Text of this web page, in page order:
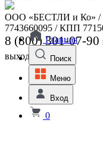
ООО «БЕСТЛИ и Ко» /
7743660095 / КПП
8 (800) 301-07-90
выходной
Главная
Поиск
Меню
Вход
0